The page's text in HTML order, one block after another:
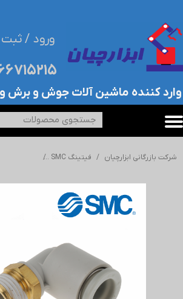
۰۲۱-
​وارد کننده ماشین آلات جوش و برش و
ورود / ثبت
حساب کاربری من
تغییر گذر واژه
خروج از حساب کاربری
شرکت بازرگانی ابزارچیان فیتینگ SMC